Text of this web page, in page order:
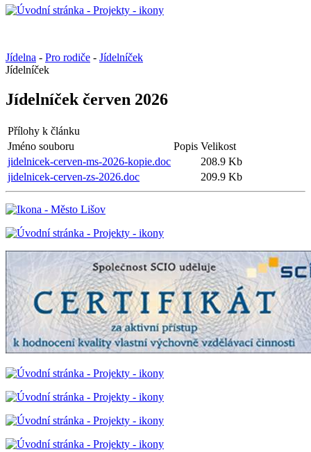
Jídelna - Pro rodiče - Jídelníček
Jídelníček
Jídelníček červen 2026
Přílohy k článku
Jméno souboru
Popis Velikost
jidelnicek-cerven-ms-2026-kopie.doc
208.9 Kb
jidelnicek-cerven-zs-2026.doc
209.9 Kb